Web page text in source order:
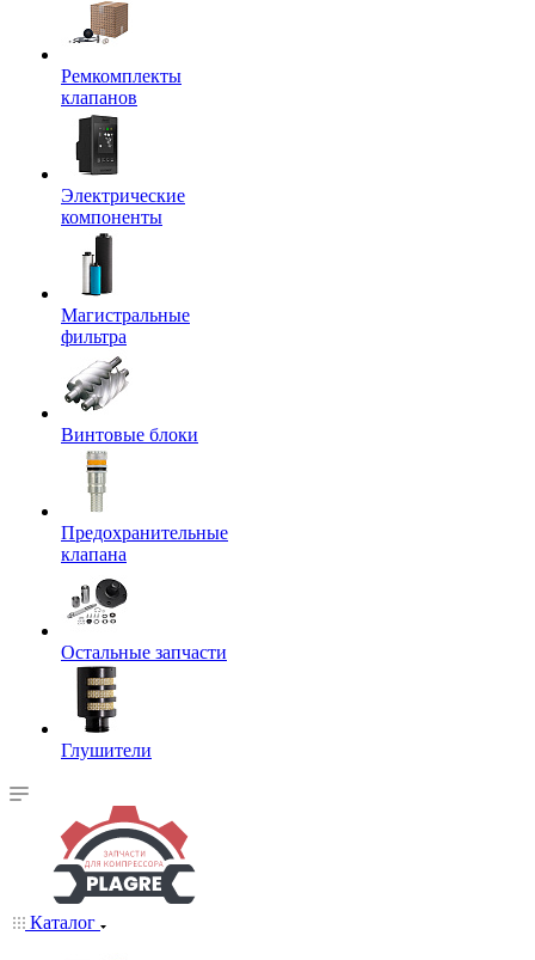
Ремкомплекты
клапанов
Электрические
компоненты
Магистральные
фильтра
Винтовые блоки
Предохранительные
клапана
Остальные запчасти
Глушители
Каталог